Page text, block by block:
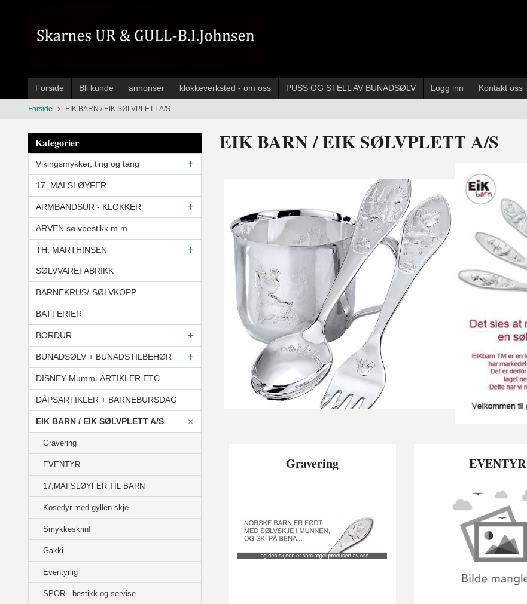
innholdet
Forside Bli kunde annonser klokkeverksted - om oss PUSS OG STELL AV BUNADSØLV Logg inn Kontakt oss
Forside EIK BARN / EIK SØLVPLETT A/S
Kategorier
Vikingsmykker, ting og tang
17. MAI SLØYFER
ARMBÅNDSUR - KLOKKER
ARVEN sølvbestikk m.m.
TH. MARTHINSEN
SØLVVAREFABRIKK
BARNEKRUS/-SØLVKOPP
BATTERIER
BORDUR
BUNADSØLV + BUNADSTILBEHØR
DISNEY-Mummi-ARTIKLER ETC
DÅPSARTIKLER + BARNEBURSDAG
EIK BARN / EIK SØLVPLETT A/S
Gravering
EVENTYR
17,MAI SLØYFER TIL BARN
Kosedyr med gyllen skje
Smykkeskrin!
Gakki
Eventyrlig
SPOR - bestikk og servise
EIK BARN / EIK SØLVPLETT A/S
Gravering EVENTYR